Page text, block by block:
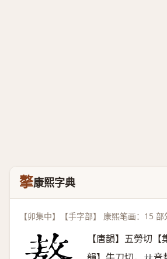
摮康熙字典
【卯集中】【手字部】 康熙笔画：15 部
【唐韻】五勞切